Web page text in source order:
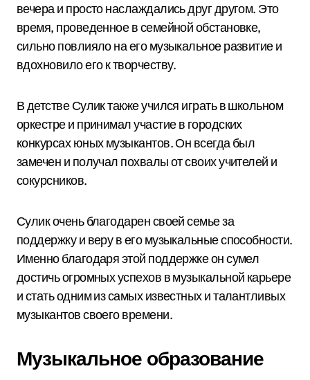
вечера и просто наслаждались друг другом. Это
время, проведенное в семейной обстановке,
сильно повлияло на его музыкальное развитие и
вдохновило его к творчеству.
В детстве Сулик также учился играть в школьном
оркестре и принимал участие в городских
конкурсах юных музыкантов. Он всегда был
замечен и получал похвалы от своих учителей и
сокурсников.
Сулик очень благодарен своей семье за
поддержку и веру в его музыкальные способности.
Именно благодаря этой поддержке он сумел
достичь огромных успехов в музыкальной карьере
и стать одним из самых известных и талантливых
музыкантов своего времени.
Музыкальное образование